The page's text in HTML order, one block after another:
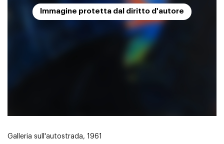
Immagine protetta dal diritto d'autore
Galleria sull'autostrada, 1961